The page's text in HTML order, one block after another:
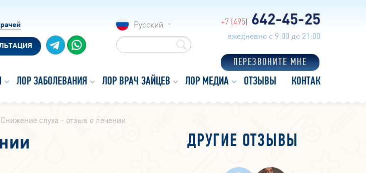
Русский +7 (495) 642-45-25
ежедневно с 9:00 до 21:00
ПЕРЕЗВОНИТЕ МНЕ
ЛОР ЗАБОЛЕВАНИЯ ЛОР ВРАЧ ЗАЙЦЕВ ЛОР МЕДИА ОТЗЫВЫ КОНТАКТЫ
Снижение слуха - отзыв о лечении
ДРУГИЕ ОТЗЫВЫ